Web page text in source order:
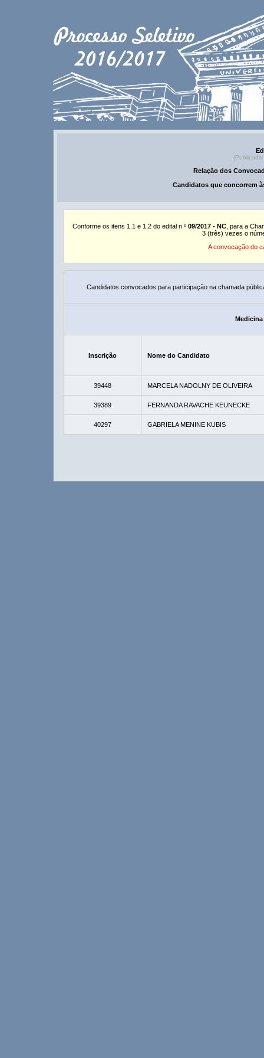
(Publicado
Relação dos
Candidatos que concorrem
Conforme os itens 1.1 e 1.2 do edital n.º 09/2017 - NC , para a
3 (três) vezes o
A convocação do
Candidatos convocados para participação na chamada
Medicina
Inscrição Nome do Candidato
39448 MARCELA NADOLNY DE OLIVEIRA
39389 FERNANDA RAVACHE KEUNECKE
40297 GABRIELA MENINE KUBIS